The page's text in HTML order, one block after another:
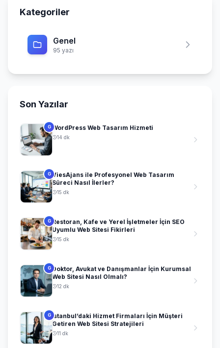
Kategoriler
Genel
95 yazı
Son Yazılar
G WordPress Web Tasarım Hizmeti
14 dk
G ViesAjans ile Profesyonel Web Tasarım
Süreci Nasıl İlerler?
15 dk
G Restoran, Kafe ve Yerel İşletmeler İçin SEO
Uyumlu Web Sitesi Fikirleri
15 dk
G Doktor, Avukat ve Danışmanlar İçin Kurumsal
Web Sitesi Nasıl Olmalı?
12 dk
G İstanbul’daki Hizmet Firmaları İçin Müşteri
Getiren Web Sitesi Stratejileri
11 dk